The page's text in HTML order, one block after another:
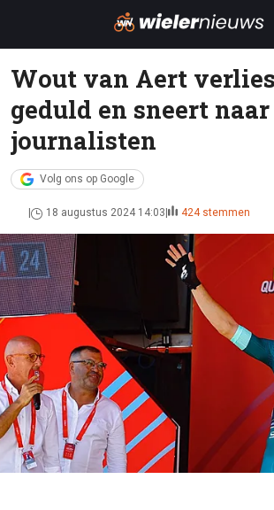
Wout van Aert
geduld en sneert naar
journalisten
Volg ons op Google
18 augustus 2024 14:03 424 stemmen